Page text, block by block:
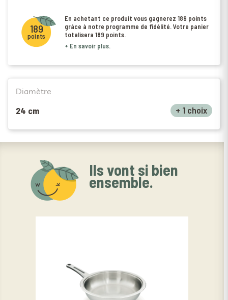
189
points
En achetant ce produit vous gagnerez 189 points
grâce à notre programme de fidélité. Votre panier
totalisera 189 points.
+ En savoir plus.
Diamètre
24 cm + 1 choix
Ils vont si bien
ensemble.